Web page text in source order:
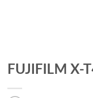
FUJIFILM X-